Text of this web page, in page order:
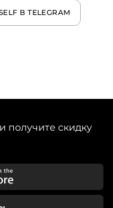
В TELEGRAM
получите скидку